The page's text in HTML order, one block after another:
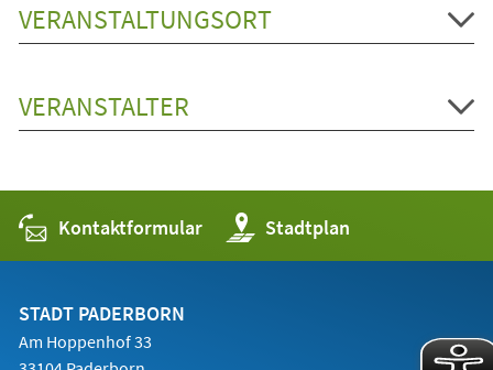
VERANSTALTUNGSORT
VERANSTALTER
Kontaktformular Stadtplan
(Öffnet
in
einem
STADT PADERBORN
Am Hoppenhof 33